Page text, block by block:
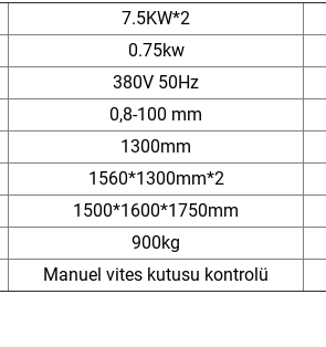
7.5KW*2
0.75kw
380V 50Hz
0,8-100 mm
1300mm
1560*1300mm*2
1500*1600*1750mm
900kg
Manuel vites kutusu kontrolü